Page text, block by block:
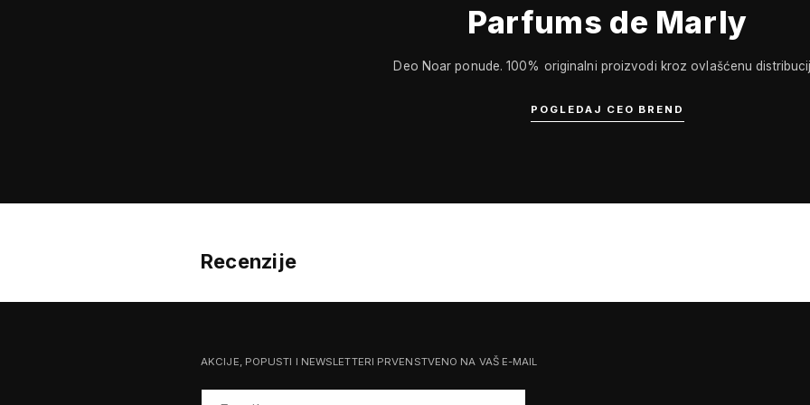
Parfums de Marly
Deo Noar ponude. 100% originalni proizvodi kroz ovlašćenu
POGLEDAJ CEO BREND
Recenzije
AKCIJE, POPUSTI I NEWSLETTERI PRVENSTVENO NA VAŠ E-MAIL